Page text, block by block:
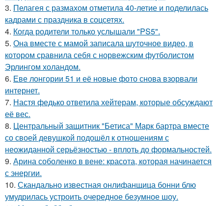
3. Пелагея с размахом отметила 40-летие и поделилась
кадрами с праздника в соцсетях.
4. Когда родители только услышали "PS5".
5. Она вместе с мамой записала шуточное видео, в
котором сравнила себя с норвежским футболистом
Эрлингом холандом.
6. Еве лонгории 51 и её новые фото снова взорвали
интернет.
7. Настя федько ответила хейтерам, которые обсуждают
её вес.
8. Центральный защитник "Бетиса" Марк бартра вместе
со своей девушкой подошёл к отношениям с
неожиданной серьёзностью - вплоть до формальностей.
9. Арина соболенко в вене: красота, которая начинается
с энергии.
10. Скандально известная онлифанщица бонни блю
умудрилась устроить очередное безумное шоу.